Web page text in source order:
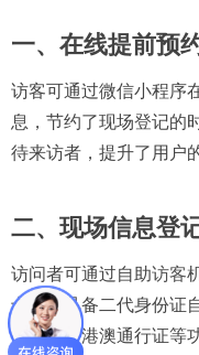
一、在线提前预
访客可通过微信小程序
息，节约了现场登记的
待来访者，提升了用户
二、现场信息登
访问者可通过自助访客
卡等，具备二代身份证
驾驶证、港澳通行证等